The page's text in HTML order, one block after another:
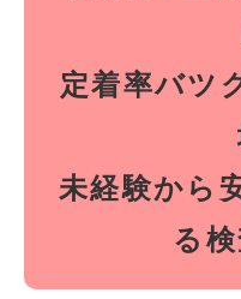
定着率バツ
未経験から
る